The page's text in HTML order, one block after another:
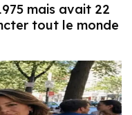
mais avait 22
tout le monde